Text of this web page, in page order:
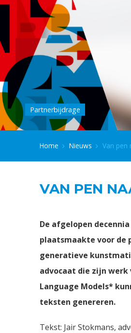
Partnerbijdrage
Home Nieuws Van pen
VAN PEN
De afgelopen
plaatsmaakte voor de
generatieve
advocaat die zijn
Language Models*
teksten genereren.
Tekst: Jair Stokmans,